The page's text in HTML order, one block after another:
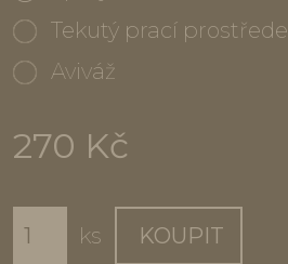
Tekutý prací
Aviváž
270 Kč
ks KOUPIT